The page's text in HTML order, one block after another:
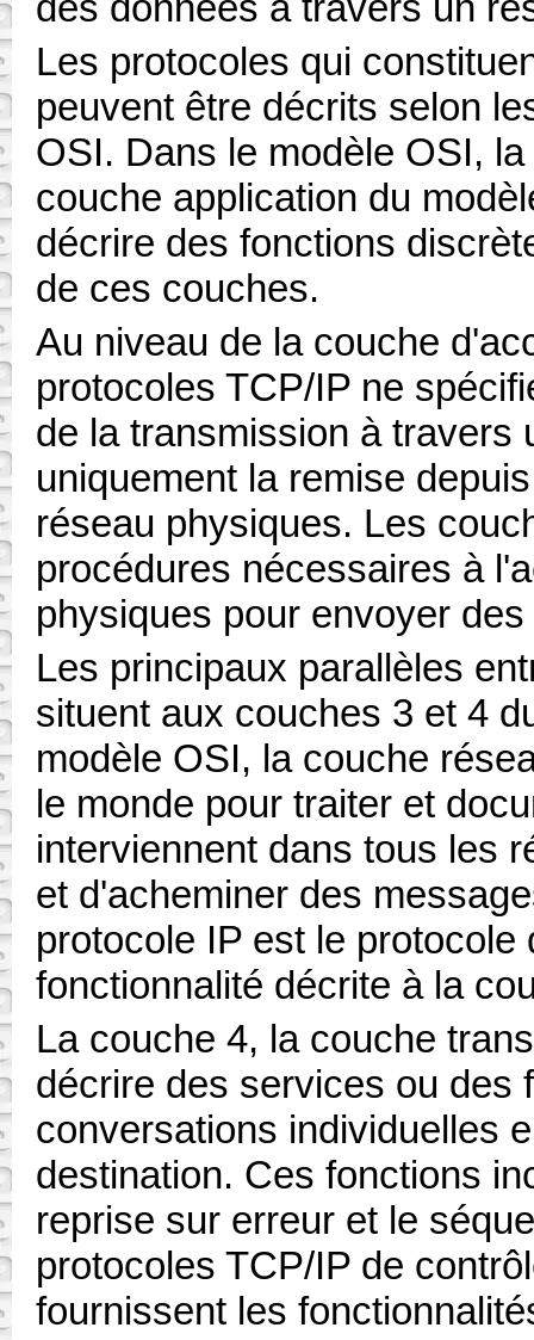
Les protocoles qui
peuvent être décrits selon
OSI. Dans le modèle OSI,
couche application du
décrire des fonctions
de ces couches.
Au niveau de la couche
protocoles TCP/IP ne
de la transmission à travers
uniquement la remise
réseau physiques. Les
procédures nécessaires à
physiques pour envoyer
Les principaux parallèles
situent aux couches 3 et 4
modèle OSI, la couche
le monde pour traiter et
interviennent dans tous les
et d'acheminer des
protocole IP est le
fonctionnalité décrite à la
La couche 4, la couche
décrire des services ou des
conversations individuelles
destination. Ces fonctions
reprise sur erreur et le
protocoles TCP/IP de
fournissent les